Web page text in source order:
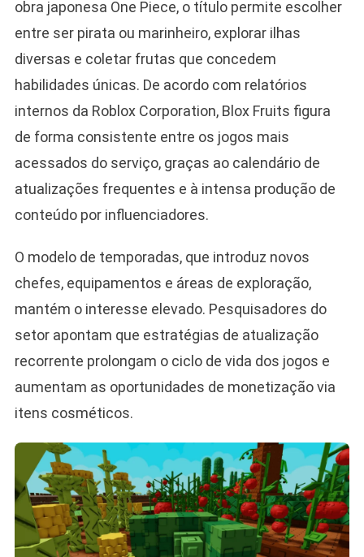
obra japonesa One Piece, o título permite escolher
entre ser pirata ou marinheiro, explorar ilhas
diversas e coletar frutas que concedem
habilidades únicas. De acordo com relatórios
internos da Roblox Corporation, Blox Fruits figura
de forma consistente entre os jogos mais
acessados do serviço, graças ao calendário de
atualizações frequentes e à intensa produção de
conteúdo por influenciadores.
O modelo de temporadas, que introduz novos
chefes, equipamentos e áreas de exploração,
mantém o interesse elevado. Pesquisadores do
setor apontam que estratégias de atualização
recorrente prolongam o ciclo de vida dos jogos e
aumentam as oportunidades de monetização via
itens cosméticos.